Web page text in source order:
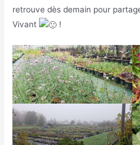
retrouve dès demain pour
Vivant
!